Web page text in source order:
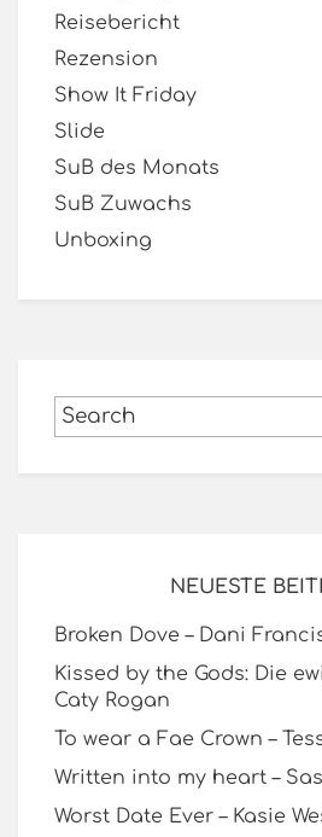
Reisebericht
Rezension
Show It Friday
Slide
SuB des Monats
SuB Zuwachs
Unboxing
NEUESTE
Broken Dove – Dani
Kissed by the Gods: Die
Caty Rogan
To wear a Fae Crown –
Written into my heart –
Worst Date Ever – Kasie